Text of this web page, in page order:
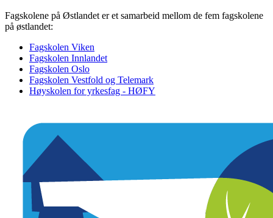
Fagskolene på Østlandet er et samarbeid mellom de fem fagskolene
på østlandet:
Fagskolen Viken
Fagskolen Innlandet
Fagskolen Oslo
Fagskolen Vestfold og Telemark
Høyskolen for yrkesfag - HØFY